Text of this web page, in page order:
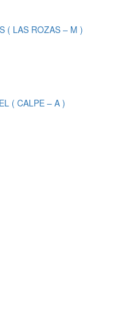
( LAS ROZAS – M )
( CALPE – A )